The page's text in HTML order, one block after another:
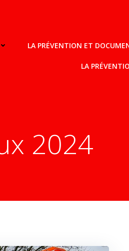
LA PRÉVENTION ET
LA
2024